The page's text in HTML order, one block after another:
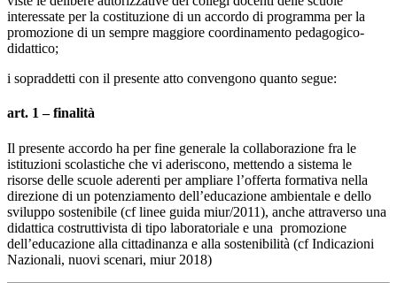
interessate per la costituzione di un accordo di programma per la
promozione di un sempre maggiore coordinamento pedagogico-
didattico;
i sopraddetti con il presente atto convengono quanto segue:
art. 1 – finalità
Il presente accordo ha per fine generale la collaborazione fra le
istituzioni scolastiche che vi aderiscono, mettendo a sistema le
risorse delle scuole aderenti per ampliare l’offerta formativa nella
direzione di un potenziamento dell’educazione ambientale e dello
sviluppo sostenibile (cf linee guida miur/2011), anche attraverso una
didattica costruttivista di tipo laboratoriale e una promozione
dell’educazione alla cittadinanza e alla sostenibilità (cf Indicazioni
Nazionali, nuovi scenari, miur 2018)